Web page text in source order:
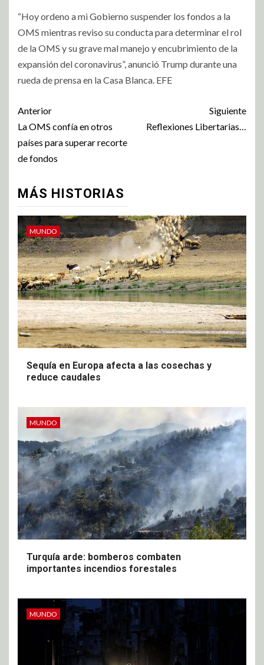
“Hoy ordeno a mi Gobierno suspender los fondos a la
OMS mientras reviso su conducta para determinar el rol
de la OMS y su grave mal manejo y encubrimiento de la
expansión del coronavirus”, anunció Trump durante una
rueda de prensa en la Casa Blanca. EFE
Anterior
La OMS confía en otros
países para superar recorte
de fondos
Siguiente
Reflexiones Libertarias…
MÁS HISTORIAS
MUNDO
Sequía en Europa afecta a las cosechas y
reduce caudales
MUNDO
Turquía arde: bomberos combaten
importantes incendios forestales
MUNDO